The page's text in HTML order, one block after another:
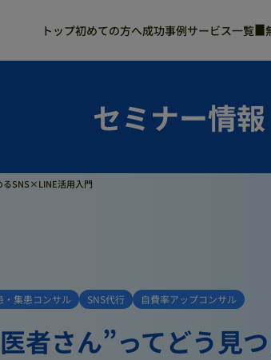
トップ初めての方へ成功事例サービス一覧
マネジ
採用代行
生成AIコ
セミナー情報
るSNS×LINE活用入門
・集患コンサル SNS代行 自費率アップコンサル